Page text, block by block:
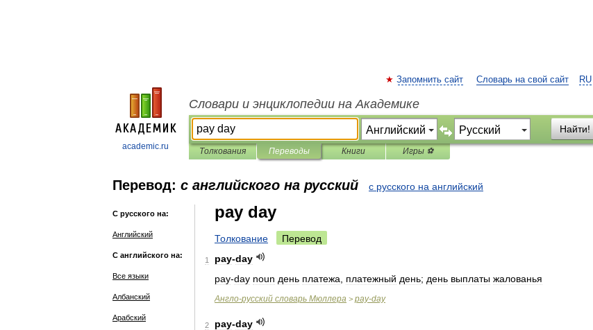
academic.ru
RU
Запомнить сайт Словарь на свой сайт
Словари и энциклопедии на Академике
Найти!
Толкования Переводы Книги Игры ⚽
Перевод: с английского на русский с русского на английский
С русского на:
Английский
С английского на:
Все языки
Албанский
Арабский
pay day
Толкование Перевод
1 pay-day
pay-day noun день платежа платежный день; день выплаты жалованья
Англо-русский словарь Мюллера > pay-day
2 pay-day